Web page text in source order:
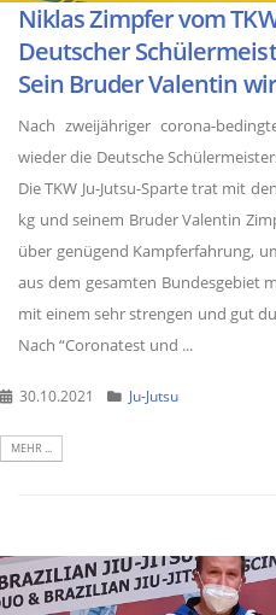
Niklas Zimpfer vom
Deutscher
Sein Bruder Valentin
Nach zweijähriger corona-
wieder die Deutsche
Die TKW Ju-Jutsu-Sparte trat mit
kg und seinem Bruder Valentin
über genügend Kampferfahrung,
aus dem gesamten Bundesgebiet
mit einem sehr strengen und gut
Nach “Coronatest und ...
30.10.2021 Ju-Jutsu
MEHR ...